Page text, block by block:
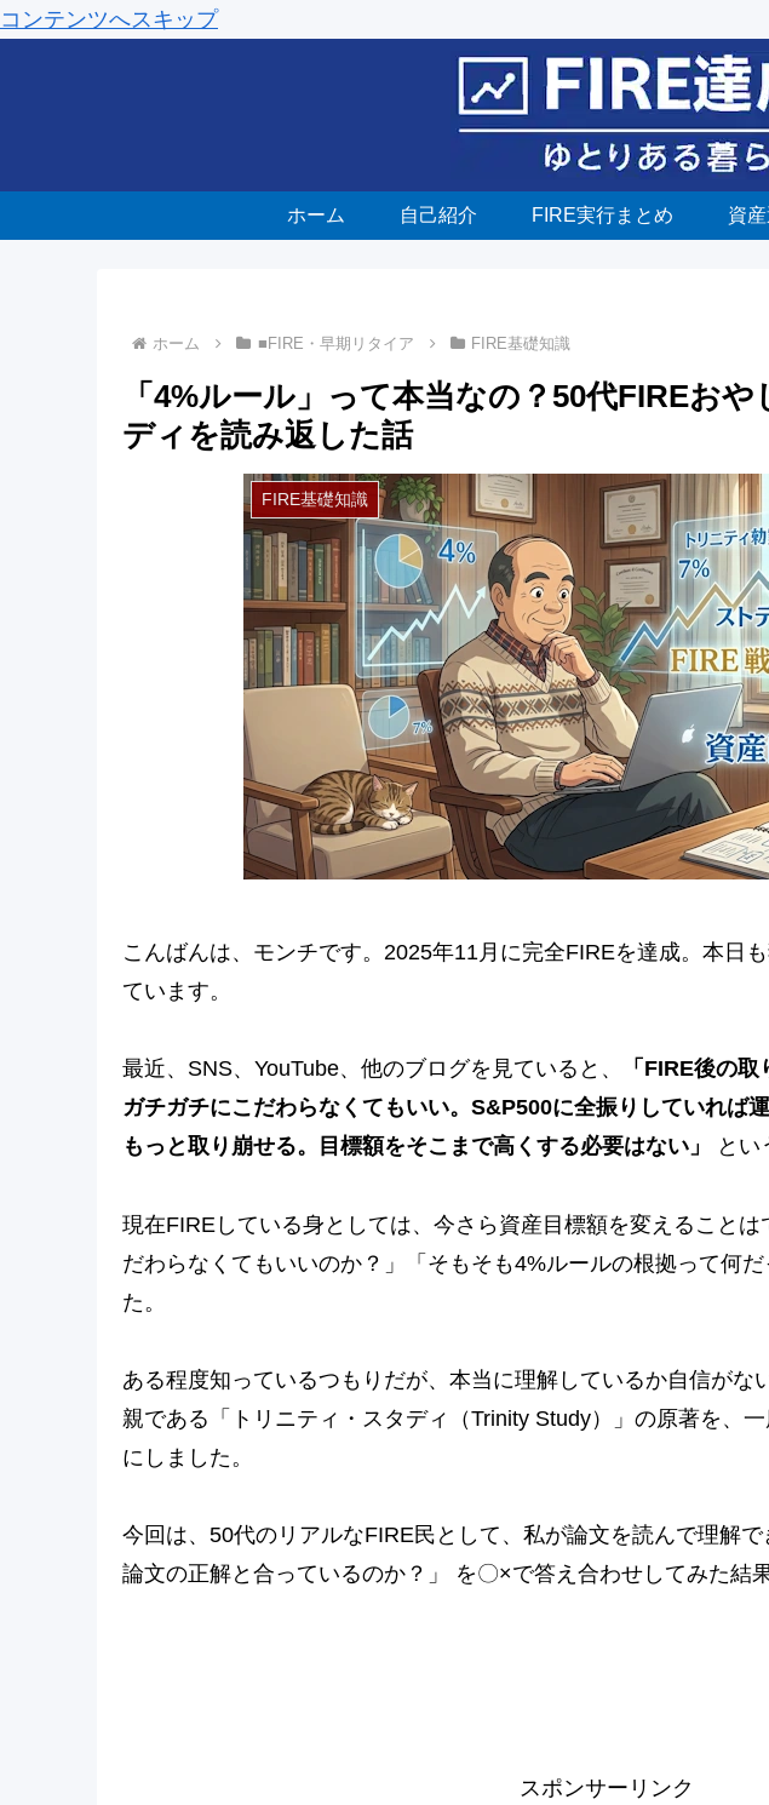
コンテンツへスキップ
ホーム 自己紹介 FIRE実行まとめ 資
ホーム ■FIRE・早期リタイア FIRE基礎知識
「4%ルール」って本当なの？50代FIREお
ディを読み返した話
FIRE基礎知識
こんばんは、モンチです。2025年11月に完全FIREを達成。本日
ています。
最近、SNS、YouTube、他のブログを見ていると、
「FIRE後の
ガチガチにこだわらなくてもいい。S&P500に全振りしていれば
もっと取り崩せる。目標額をそこまで高くする必要はない」
とい
現在FIREしている身としては、今さら資産目標額を変えることは
だわらなくてもいいのか？」「そもそも4%ルールの根拠って何
た。
ある程度知っているつもりだが、本当に理解しているか自信がな
親である「トリニティ・スタディ（Trinity Study）」の原著を、
にしました。
今回は、50代のリアルなFIRE民として、私が論文を読んで理解
論文の正解と合っているのか？」 を〇×で答え合わせしてみた結
スポンサーリンク